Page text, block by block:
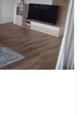
wechseln
wechseln
wechseln
wechseln
wechseln
wechseln